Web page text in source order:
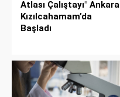
Atlası Çalıştayı" Ankara
Kızılcahamam’da
Başladı